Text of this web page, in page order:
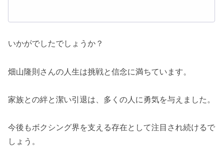
いかがでしたでしょうか？
畑山隆則さんの人生は挑戦と信念に満ちています。
家族との絆と潔い引退は、多くの人に勇気を与えました。
今後もボクシング界を支える存在として注目され続けるで
しょう。